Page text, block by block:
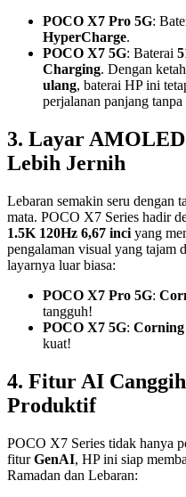
POCO X7 Pro 5G:
HyperCharge.
POCO X7 5G: Baterai
Charging. Dengan
ulang, baterai HP ini
perjalanan panjang
3. Layar AMOLED
Lebih Jernih
Lebaran semakin seru dengan
mata. POCO X7 Series hadir
1.5K 120Hz 6,67 inci yang
pengalaman visual yang tajam
layarnya luar biasa:
POCO X7 Pro 5G:
tangguh!
POCO X7 5G: Corning
kuat!
4. Fitur AI
Produktif
POCO X7 Series tidak hanya
fiturGenAI, HP ini siap
Ramadan dan Lebaran: